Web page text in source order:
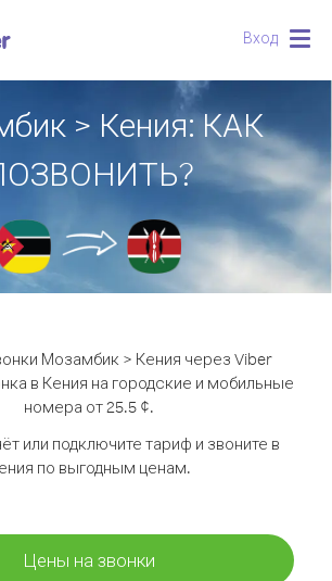
Вход
> Кения: КАК
Мозамбик > Кения через Viber
в Кения на городские и мобильные
номера от 25.5 ¢.
или подключите тариф и звоните в
по выгодным ценам.
Цены на звонки